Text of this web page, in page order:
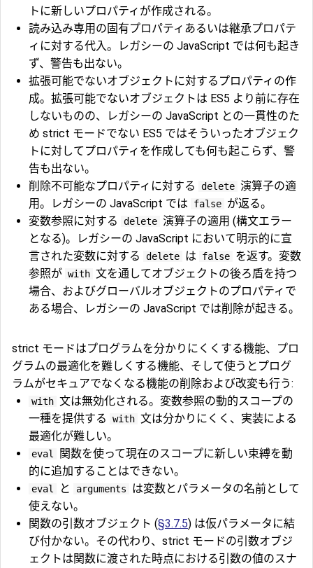
トに新しいプロパティが作成される。
読み込み専用の固有プロパティあるいは継承プロパテ
ィに対する代入。レガシーの JavaScript では何も起き
ず、警告も出ない。
拡張可能でないオブジェクトに対するプロパティの作
成。拡張可能でないオブジェクトは ES5 より前に存在
しないものの、レガシーの JavaScript との一貫性のた
め strict モードでない ES5 ではそういったオブジェク
トに対してプロパティを作成しても何も起こらず、警
告も出ない。
削除不可能なプロパティに対する
delete 演算子の適
用。レガシーの JavaScript では
false が返る。
変数参照に対する
delete 演算子の適用 (構文エラー
となる)。レガシーの JavaScript において明示的に宣
言された変数に対する
delete は false を返す。変数
参照が with 文を通してオブジェクトの後ろ盾を持つ
場合、およびグローバルオブジェクトのプロパティで
ある場合、レガシーの JavaScript では削除が起きる。
strict モードはプログラムを分かりにくくする機能、プロ
グラムの最適化を難しくする機能、そして使うとプログ
ラムがセキュアでなくなる機能の削除および改変も行う:
with 文は無効化される。変数参照の動的スコープの
一種を提供する
with 文は分かりにくく、実装による
最適化が難しい。
eval
関数を使って現在のスコープに新しい束縛を動
的に追加することはできない。
eval と arguments
は変数とパラメータの名前として
使えない。
関数の引数オブジェクト (§3.7.5) は仮パラメータに結
び付かない。その代わり、strict モードの引数オブジ
ェクトは関数に渡された時点における引数の値のスナ